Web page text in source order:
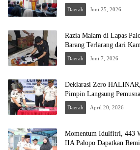
Daerah Juni 25, 2026
Razia Malam di Lapas
Barang Terlarang dari
Daerah Juni 7, 2026
Deklarasi Zero
Pimpin Langsung
Daerah April 20, 2026
Momentum Idulfitri, 443
IIA Palopo Dapatkan